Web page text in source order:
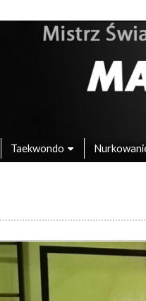
– Mistrz
Taekwondo